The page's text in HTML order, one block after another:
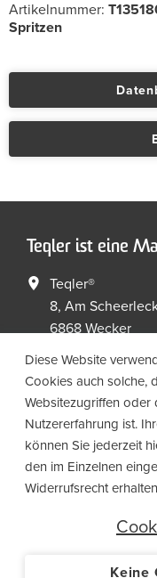
Artikelnummer:
Spritzen
Teqler ist eine
Teqler®
8, Am
6868 Wecker
Luxembourg
+352 267149 09
info@netmed.lu
Social Media
Diese Website
Cookies auch solche,
Websitezugriffen oder
Nutzererfahrung ist.
können Sie jederzeit
den im Einzelnen
Widerrufsrecht
Keine